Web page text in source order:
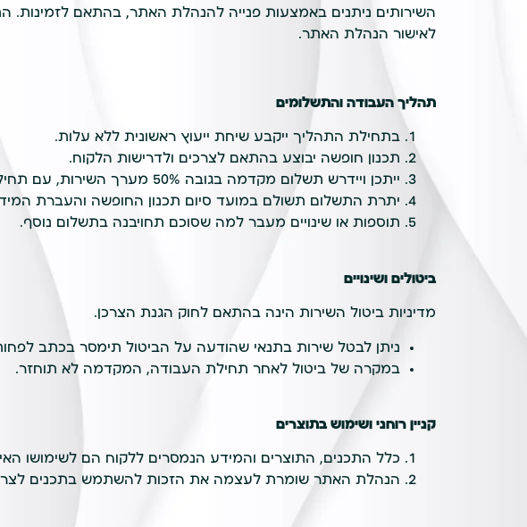
השירותים ניתנים באמצעות פנייה להנהלת האתר, בהתאם
לאישור הנהלת האתר.
תהליך העבודה והתשלומים
בתחילת התהליך ייקבע שיחת ייעוץ ראשונית ללא עלות.
תכנון חופשה יבוצע בהתאם לצרכים ולדרישות הלקוח.
ייתכן ויידרש תשלום מקדמה בגובה 50% מערך השירות, עם תחילת התהליך.
יתרת התשלום תשולם במועד סיום תכנון החופשה והעברת
תוספות או שינויים מעבר למה שסוכם תחויבנה בתשלום נוסף.
ביטולים ושינויים
מדיניות ביטול השירות הינה בהתאם לחוק הגנת הצרכן.
ניתן לבטל שירות בתנאי שהודעה על הביטול תימסר בכתב לפחות 14 ימים
במקרה של ביטול לאחר תחילת העבודה, המקדמה לא תוחזר.
קניין רוחני ושימוש בתוצרים
כלל התכנים, התוצרים והמידע הנמסרים ללקוח הם לשימושו
הנהלת האתר שומרת לעצמה את הזכות להשתמש בתכנים